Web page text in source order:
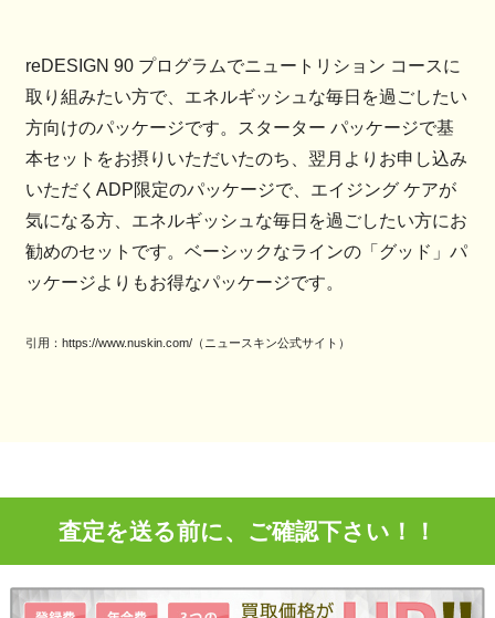
reDESIGN 90 プログラムでニュートリション コースに
取り組みたい方で、エネルギッシュな毎日を過ごしたい
方向けのパッケージです。スターター パッケージで基
本セットをお摂りいただいたのち、翌月よりお申し込み
いただくADP限定のパッケージで、エイジング ケアが
気になる方、エネルギッシュな毎日を過ごしたい方にお
勧めのセットです。ベーシックなラインの「グッド」パ
ッケージよりもお得なパッケージです。
引用：https://www.nuskin.com/（ニュースキン公式サイト）
査定を送る前に、ご確認下さい！！